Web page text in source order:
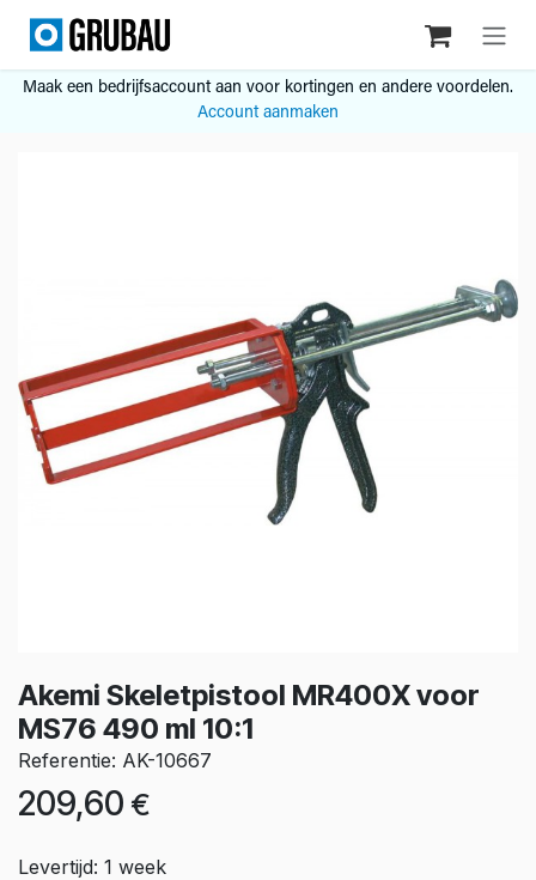
Overslaan naar inhoud
Maak een bedrijfsaccount aan voor kortingen en andere voordelen.
Account aanmaken
Akemi Skeletpistool MR400X voor
MS76 490 ml 10:1
Referentie: AK-10667
209,60 €
Levertijd: 1 week